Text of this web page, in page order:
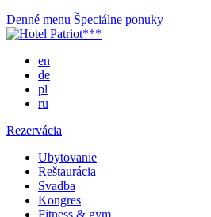
Denné menu Špeciálne ponuky
en
de
pl
ru
Rezervácia
Ubytovanie
Reštaurácia
Svadba
Kongres
Fitness & gym